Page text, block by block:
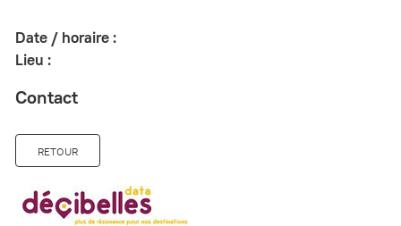
Date / horaire :
Lieu :
Contact
RETOUR